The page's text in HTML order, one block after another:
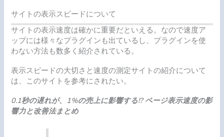
サイトの表示スピードについて
サイトの表示速度は確かに重要だといえる。なので速度ア
ップには様々なプラグインも出ているし、プラグインを使
わない方法も数多く紹介されている。
表示スピードの大切さと速度の測定サイトの紹介について
は、このサイトを参考にされたい。
0.1秒の遅れが、1%の売上に影響する!? ページ表示速度の影
響力と改善法まとめ